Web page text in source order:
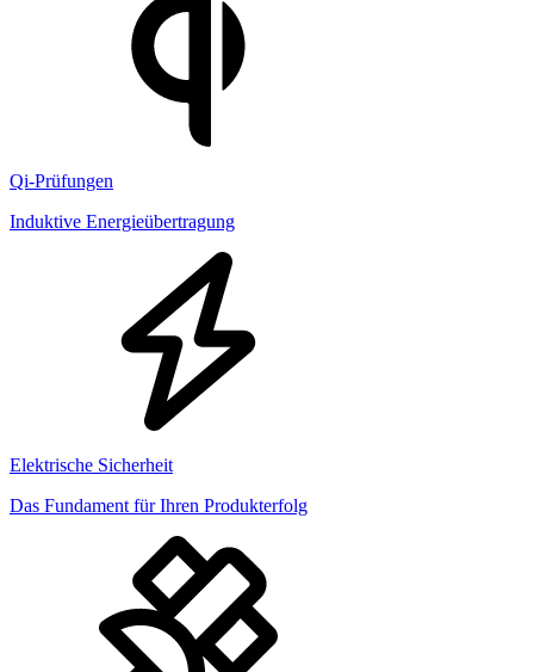
Qi-Prüfungen
Induktive Energieübertragung
Elektrische Sicherheit
Das Fundament für Ihren Produkterfolg